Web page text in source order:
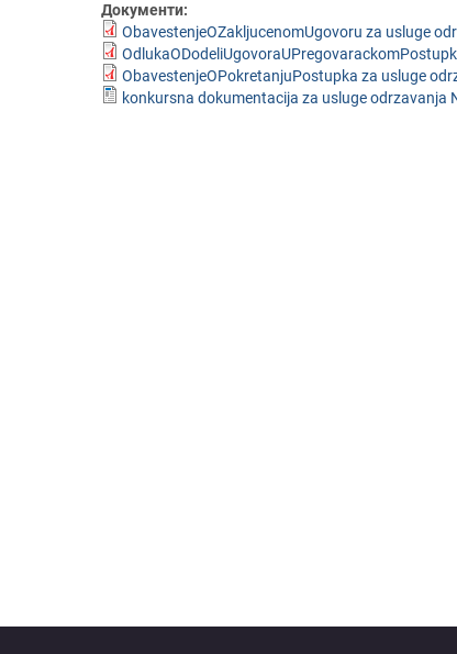
Документи:
ObavestenjeOZakljucenomUgovoru za usluge
ObavestenjeOPokretanjuPostupka za usluge
konkursna dokumentacija za usluge odrzavanja